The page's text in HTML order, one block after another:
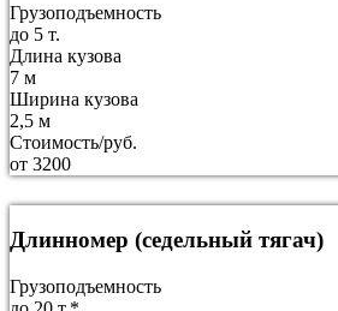
Грузоподъемность
до 5 т.
Длина кузова
7 м
Ширина кузова
2,5 м
Стоимость/руб.
от 3200
Длинномер (седельный тягач)
Грузоподъемность